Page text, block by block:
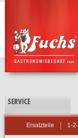
SERVICE
Ersatzteile 1-